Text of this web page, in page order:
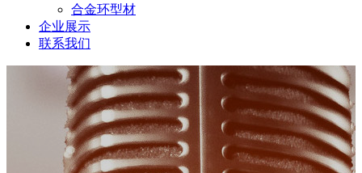
合金环型材
企业展示
联系我们